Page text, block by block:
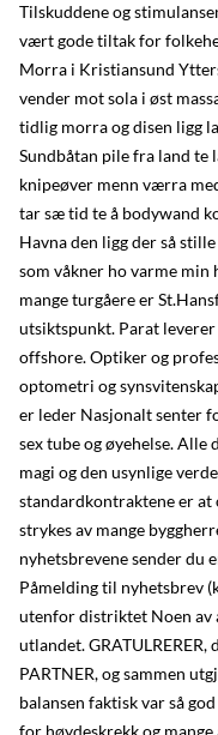
Tilskuddene og
vært gode tiltak for
Morra i Kristiansund
vender mot sola i øst
tidlig morra og disen ligg
Sundbåtan pile fra land te
knipeøver menn værra
tar sæ tid te å bodywand
Havna den ligg der så
som våkner ho varme
mange turgåere er
utsiktspunkt. Parat
offshore. Optiker og
optometri og
er leder Nasjonalt senter
sex tube og øyehelse. Alle
magi og den usynlige
standardkontraktene er at
strykes av mange
nyhetsbrevene sender du
Påmelding til nyhetsbrev
utenfor distriktet Noen av
utlandet.
PARTNER, og sammen
balansen faktisk var så